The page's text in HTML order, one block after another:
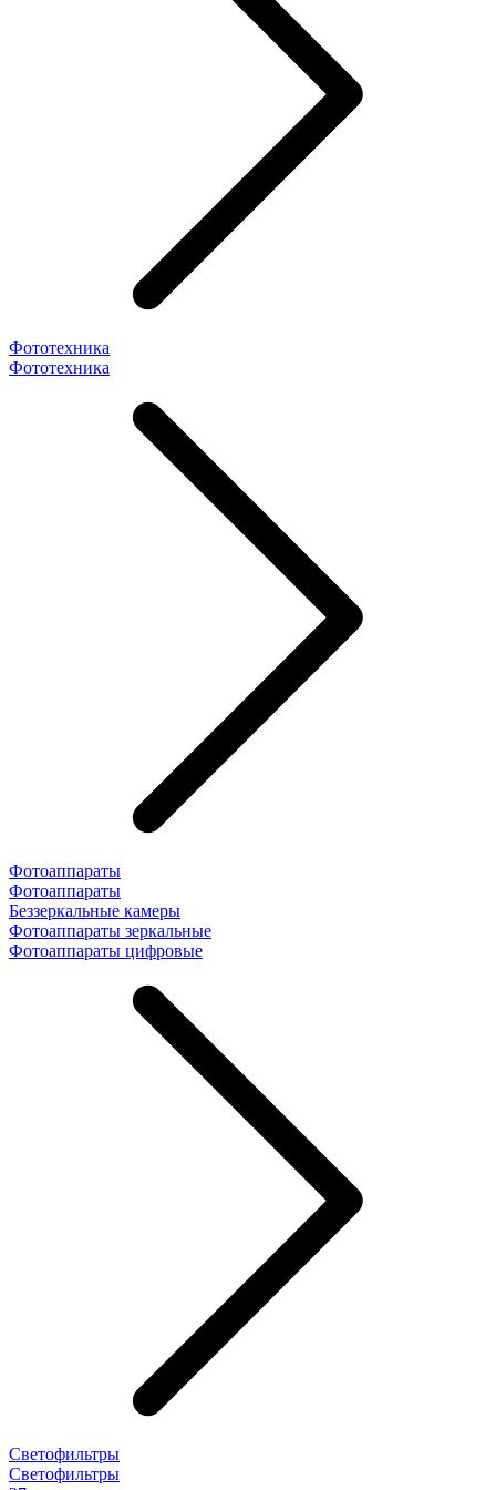
Фототехника
Фототехника
Фотоаппараты
Фотоаппараты
Беззеркальные камеры
Фотоаппараты зеркальные
Фотоаппараты цифровые
Светофильтры
Светофильтры